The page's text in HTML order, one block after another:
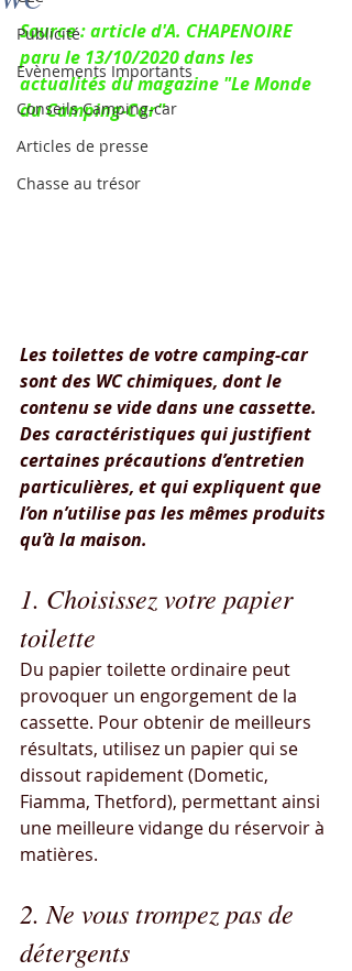
Publicité
Evènements Importants
Conseils Camping-car
Articles de presse
Chasse au trésor
Source : article d'A. CHAPENOIRE
paru le 13/10/2020 dans les
actualités du magazine "Le Monde
du Camping-Car"
Les toilettes de votre camping-car
sont des WC chimiques, dont le
contenu se vide dans une cassette.
Des caractéristiques qui justifient
certaines précautions d’entretien
particulières, et qui expliquent que
l’on n’utilise pas les mêmes produits
qu’à la maison.
1. Choisissez votre papier
toilette
Du papier toilette ordinaire peut
provoquer un engorgement de la
cassette. Pour obtenir de meilleurs
résultats, utilisez un papier qui se
dissout rapidement (Dometic,
Fiamma, Thetford), permettant ainsi
une meilleure vidange du réservoir à
matières.
2. Ne vous trompez pas de
détergents